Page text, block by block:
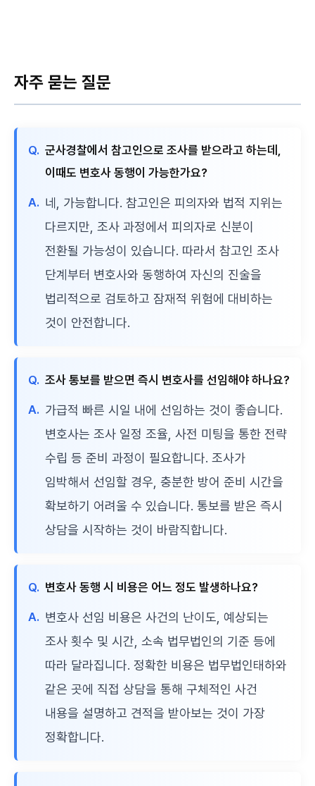
자주 묻는 질문
Q. 군사경찰에서 참고인으로 조사를 받으라고 하는데,
이때도 변호사 동행이 가능한가요?
A. 네, 가능합니다. 참고인은 피의자와 법적 지위는
다르지만, 조사 과정에서 피의자로 신분이
전환될 가능성이 있습니다. 따라서 참고인 조사
단계부터 변호사와 동행하여 자신의 진술을
법리적으로 검토하고 잠재적 위험에 대비하는
것이 안전합니다.
Q. 조사 통보를 받으면 즉시 변호사를 선임해야 하나요?
A. 가급적 빠른 시일 내에 선임하는 것이 좋습니다.
변호사는 조사 일정 조율, 사전 미팅을 통한 전략
수립 등 준비 과정이 필요합니다. 조사가
임박해서 선임할 경우, 충분한 방어 준비 시간을
확보하기 어려울 수 있습니다. 통보를 받은 즉시
상담을 시작하는 것이 바람직합니다.
Q. 변호사 동행 시 비용은 어느 정도 발생하나요?
A. 변호사 선임 비용은 사건의 난이도, 예상되는
조사 횟수 및 시간, 소속 법무법인의 기준 등에
따라 달라집니다. 정확한 비용은 법무법인태하와
같은 곳에 직접 상담을 통해 구체적인 사건
내용을 설명하고 견적을 받아보는 것이 가장
정확합니다.